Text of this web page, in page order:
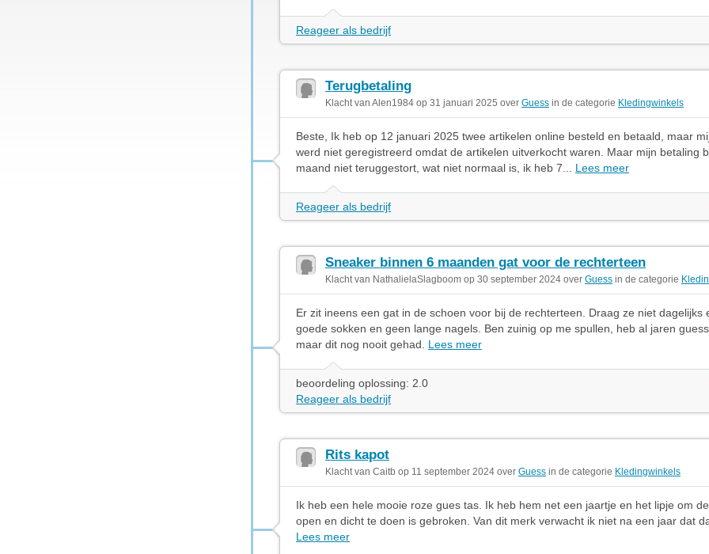
Reageer als bedrijf
Terugbetaling
Klacht van Alen1984 op 31 januari 2025 over Guess in de categorie Kledingwinkels
Beste, Ik heb op 12 januari 2025 twee artikelen online besteld en betaald, maar
werd niet geregistreerd omdat de artikelen uitverkocht waren. Maar mijn betaling
maand niet teruggestort, wat niet normaal is, ik heb 7... Lees meer
Reageer als bedrijf
Sneaker binnen 6 maanden gat voor de rechterteen
Klacht van NathalielaSlagboom op 30 september 2024 over Guess in de categorie
Er zit ineens een gat in de schoen voor bij de rechterteen. Draag ze niet dagelijks
goede sokken en geen lange nagels. Ben zuinig op me spullen, heb al jaren
maar dit nog nooit gehad. Lees meer
beoordeling oplossing: 2.0
Reageer als bedrijf
Rits kapot
Klacht van Caitb op 11 september 2024 over Guess in de categorie Kledingwinkels
Ik heb een hele mooie roze gues tas. Ik heb hem net een jaartje en het lipje om
open en dicht te doen is gebroken. Van dit merk verwacht ik niet na een jaar dat
Lees meer